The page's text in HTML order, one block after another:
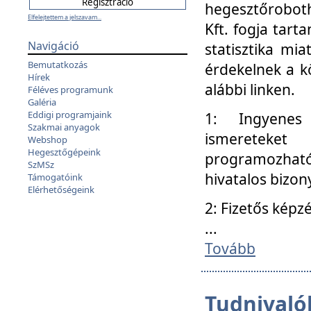
Elfelejtettem a jelszavam...
Navigáció
Bemutatkozás
Hírek
Féléves programunk
Galéria
Eddigi programjaink
Szakmai anyagok
Webshop
Hegesztőgépeink
SzMSz
Támogatóink
Elérhetőségeink
Kft. fogja
statisztika
érdekelnek a
alábbi linken.
1: Ingyenes
hivatalos
2: Fizetős
...
Tovább